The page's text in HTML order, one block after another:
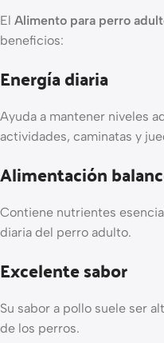
El Alimento para perro
beneficios:
Energía diaria
Ayuda a mantener niveles
actividades, caminatas y
Alimentación
Contiene nutrientes
diaria del perro adulto.
Excelente sabor
Su sabor a pollo suele ser
de los perros.